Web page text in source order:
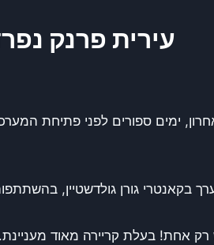
עירית פרנק נפרדה
בקאנטרי גורן גולדשטיין,
רק אחת! בעלת קריירה מאוד